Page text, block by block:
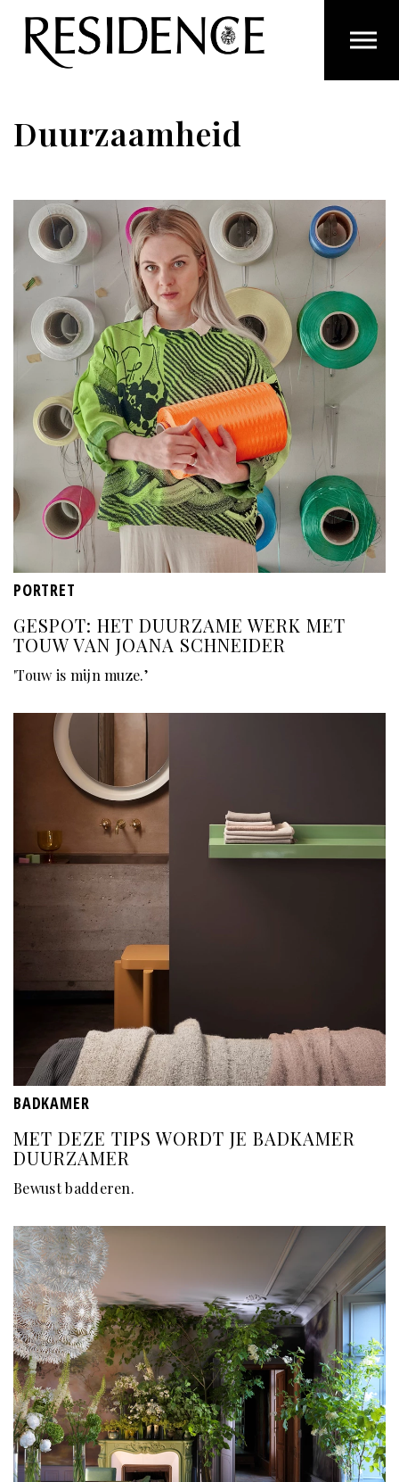
Overslaan en ga direct naar de inhoud
Duurzaamheid
PORTRET
GESPOT: HET DUURZAME WERK MET
TOUW VAN JOANA SCHNEIDER
'Touw is mijn muze.’
BADKAMER
MET DEZE TIPS WORDT JE BADKAMER
DUURZAMER
Bewust badderen.